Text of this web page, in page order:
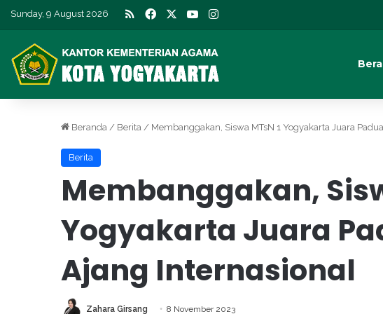
Sunday, 9 August 2026 RSS Facebook YouTube
Beranda / Berita / Membanggakan, Siswa MTsN 1 Yogyakarta Juara
Berita
Membanggakan,
Yogyakarta Juara
Ajang Internasional
Zahara Girsang 8 November 2023